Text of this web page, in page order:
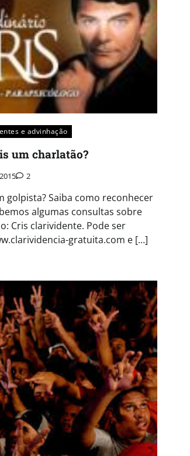
e advinhação
um charlatão?
2
golpista? Saiba como reconhecer
algumas consultas sobre
Cris clarividente. Pode ser
gratuita.com e […]